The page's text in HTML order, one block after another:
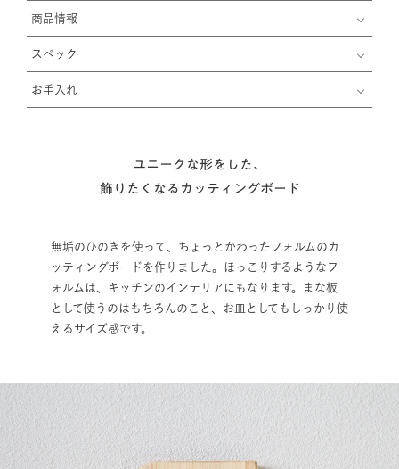
商品情報
スペック
お手入れ
ユニークな形をした、
飾りたくなるカッティングボード
無垢のひのきを使って、ちょっとかわったフォルムのカ
ッティングボードを作りました。ほっこりするようなフ
ォルムは、キッチンのインテリアにもなります。まな板
として使うのはもちろんのこと、お皿としてもしっかり使
えるサイズ感です。